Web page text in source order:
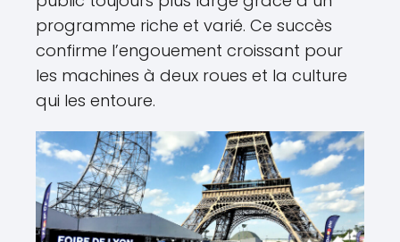
programme riche et varié. Ce succès
confirme l’engouement croissant pour
les machines à deux roues et la culture
qui les entoure.